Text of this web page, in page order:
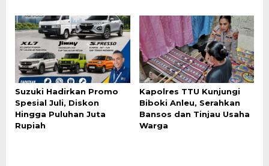
Suzuki Hadirkan Promo
Spesial Juli, Diskon
Hingga Puluhan Juta
Rupiah
Kapolres TTU Kunjungi
Biboki Anleu, Serahkan
Bansos dan Tinjau Usaha
Warga